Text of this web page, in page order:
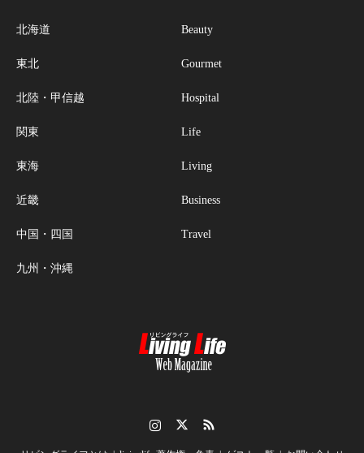
北海道
東北
北陸・甲信越
関東
東海
近畿
中国・四国
九州・沖縄
Beauty
Gourmet
Hospital
Life
Living
Business
Travel